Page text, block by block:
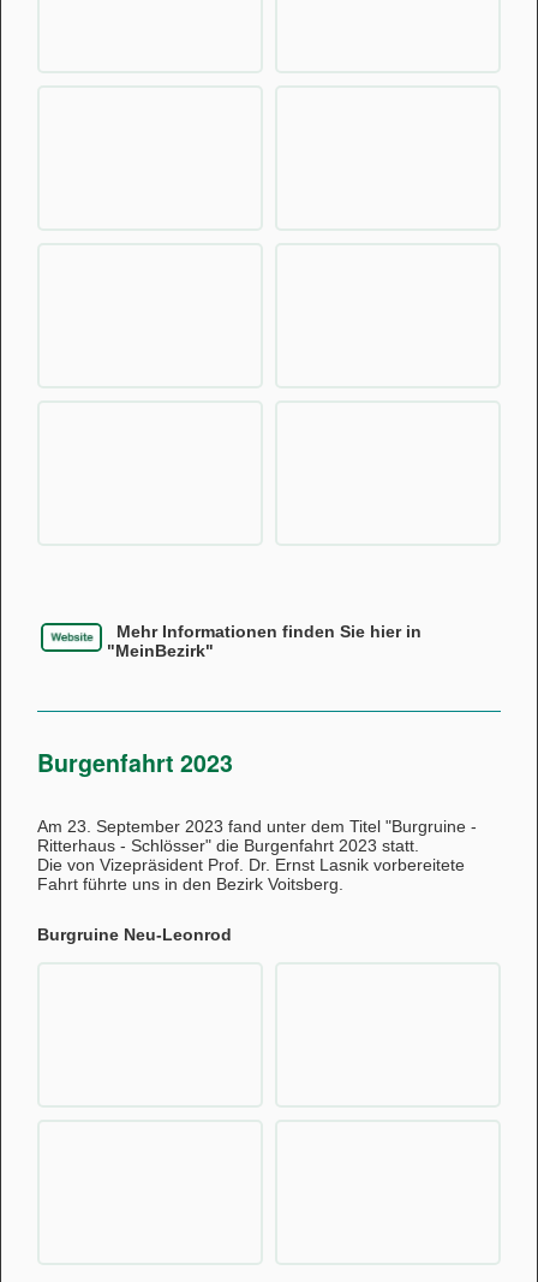
Mehr Informationen finden Sie hier in
"MeinBezirk"
Burgenfahrt 2023
Am 23. September 2023 fand unter dem Titel "Burgruine -
Ritterhaus - Schlösser" die Burgenfahrt 2023 statt.
Die von Vizepräsident Prof. Dr. Ernst Lasnik vorbereitete
Fahrt führte uns in den Bezirk Voitsberg.
Burgruine Neu-Leonrod